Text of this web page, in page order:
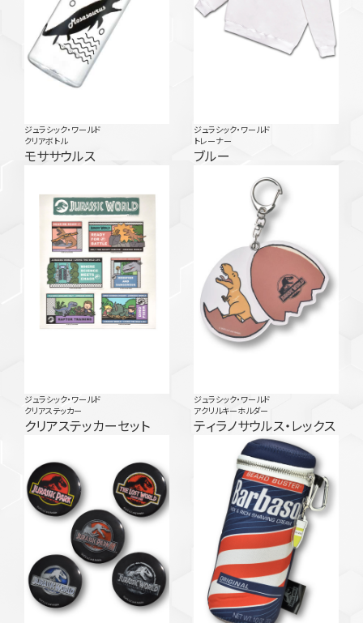
ジュラシック・ワールド
クリアボトル
モササウルス
ジュラシック・ワールド
トレーナー
ブルー
ジュラシック・ワールド
クリアステッカー
クリアステッカーセット
ジュラシック・ワールド
アクリルキーホルダー
ティラノサウルス・レックス